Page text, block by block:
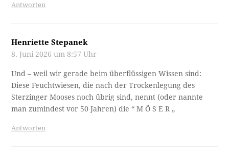
Antworten
Henriette Stepanek
8. Juni 2026 um 8:57 Uhr
Und – weil wir gerade beim überflüssigen Wissen sind:
Diese Feuchtwiesen, die nach der Trockenlegung des
Sterzinger Mooses noch übrig sind, nennt (oder nannte
man zumindest vor 50 Jahren) die “ M Ö S E R „
Antworten